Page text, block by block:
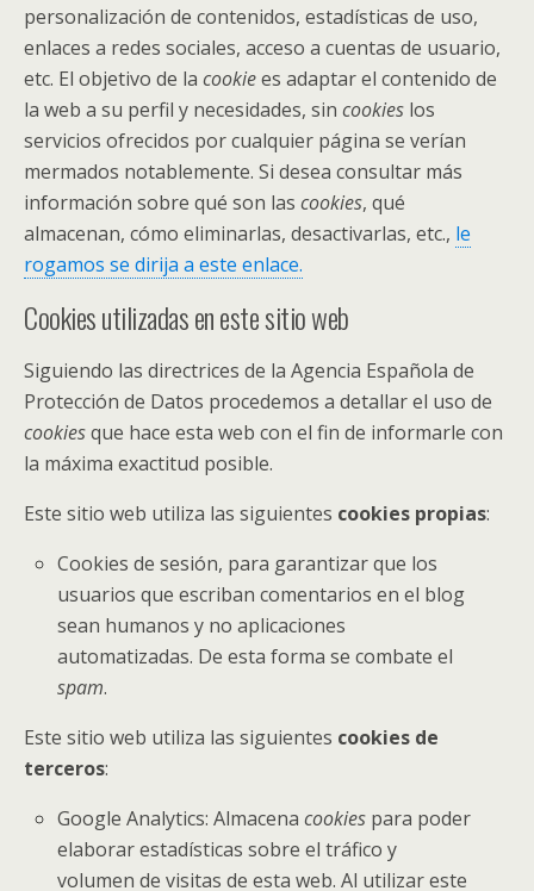
personalización de contenidos, estadísticas de uso,
enlaces a redes sociales, acceso a cuentas de usuario,
etc. El objetivo de la cookiees adaptar el contenido de
la web a su perfil y necesidades, sin cookies los
servicios ofrecidos por cualquier página se verían
mermados notablemente. Si desea consultar más
información sobre qué son las cookies, qué
almacenan, cómo eliminarlas, desactivarlas, etc., le
rogamos se dirija a este enlace.
Cookies utilizadas en este sitio web
Siguiendo las directrices de la Agencia Española de
Protección de Datos procedemos a detallar el uso de
cookiesque hace esta web con el fin de informarle con
la máxima exactitud posible.
Este sitio web utiliza las siguientes cookies propias:
Cookies de sesión, para garantizar que los
usuarios que escriban comentarios en el blog
sean humanos y no aplicaciones
automatizadas. De esta forma se combate el
spam.
Este sitio web utiliza las siguientes cookies de
terceros:
Google Analytics: Almacenacookies para poder
elaborar estadísticas sobre el tráfico y
volumen de visitas de esta web. Al utilizar este